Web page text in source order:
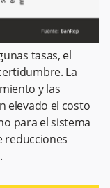
tasas, el
La
y las
elevado el costo
para el sistema
reducciones